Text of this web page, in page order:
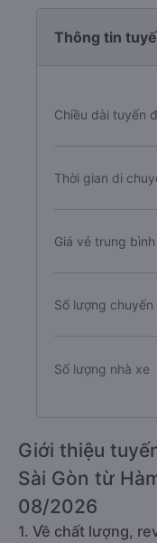
Thông tin
Chiều dài tuyến
Thời gian di
Giá vé trung bình
Số lượng chuyến
Số lượng nhà xe
Giới thiệu
Sài Gòn từ
08/2026
1. Về chất lượng,